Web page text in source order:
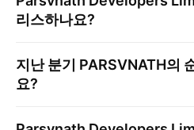
리스하나요?
지난 분기 PARSVNATH의
요?